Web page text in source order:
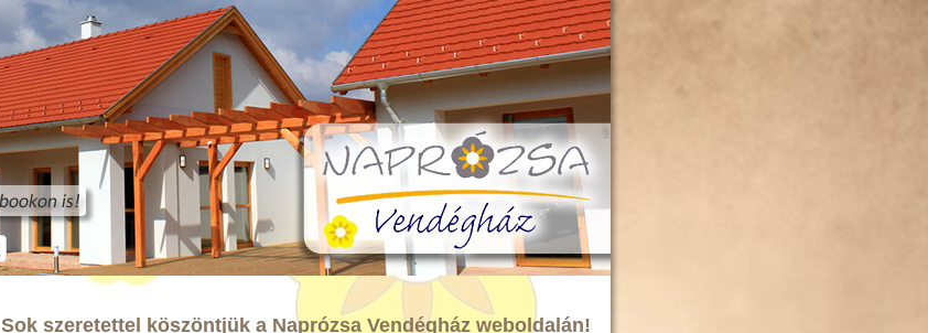
Sok szeretettel köszöntjük a Naprózsa Vendégház weboldalán!